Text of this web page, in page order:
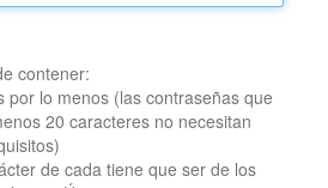
contener:
por lo menos (las contraseñas que
20 caracteres no necesitan
de cada tiene que ser de los